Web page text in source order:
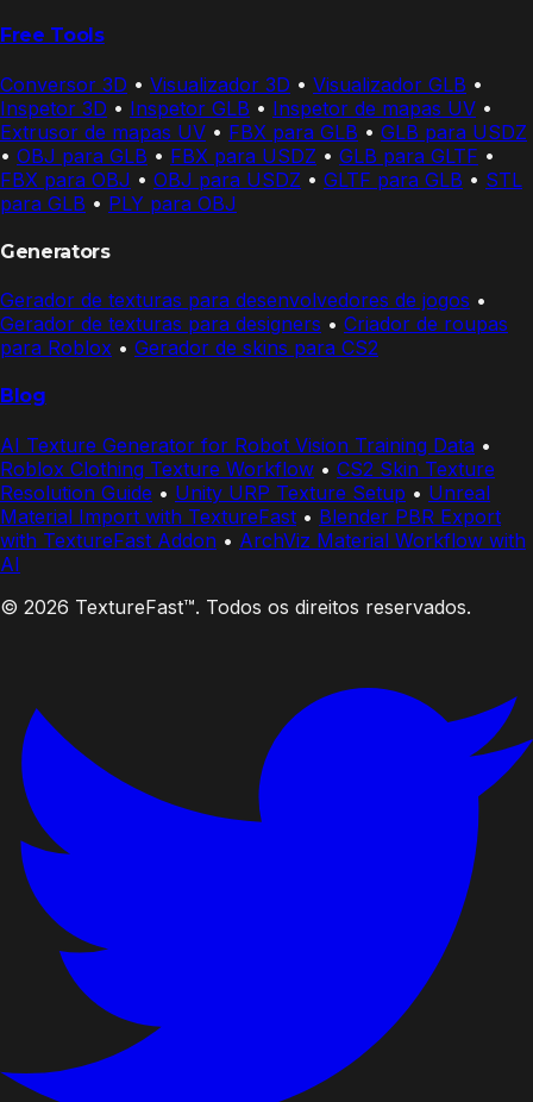
Free Tools
Conversor 3D • Visualizador 3D • Visualizador GLB •
Inspetor 3D • Inspetor GLB • Inspetor de mapas UV •
Extrusor de mapas UV • FBX para GLB • GLB para USDZ
• OBJ para GLB • FBX para USDZ • GLB para GLTF •
FBX para OBJ • OBJ para USDZ • GLTF para GLB • STL
para GLB • PLY para OBJ
Generators
Gerador de texturas para desenvolvedores de jogos •
Gerador de texturas para designers • Criador de roupas
para Roblox • Gerador de skins para CS2
Blog
AI Texture Generator for Robot Vision Training Data •
Roblox Clothing Texture Workflow • CS2 Skin Texture
Resolution Guide • Unity URP Texture Setup • Unreal
Material Import with TextureFast • Blender PBR Export
with TextureFast Addon • ArchViz Material Workflow with
AI
© 2026 TextureFast™. Todos os direitos reservados.